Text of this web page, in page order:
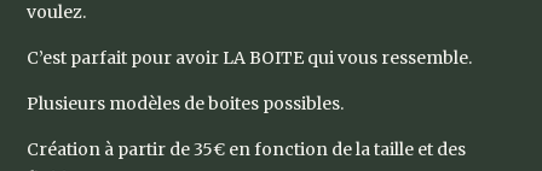
voulez.
C’est parfait pour avoir LA BOITE qui vous ressemble.
Plusieurs modèles de boites possibles.
Création à partir de 35€ en fonction de la taille et des